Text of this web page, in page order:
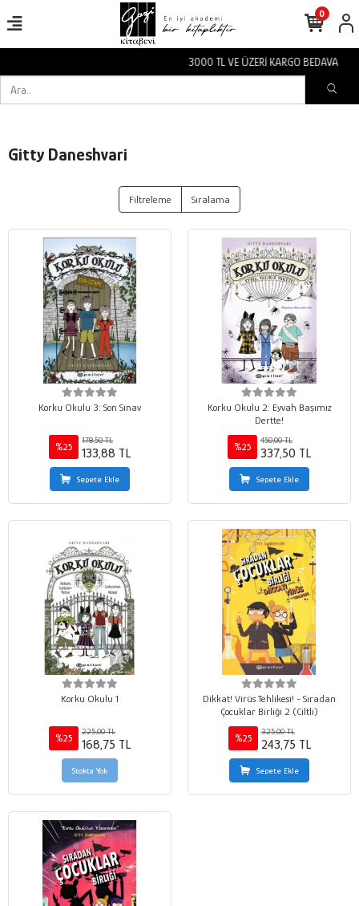
3000 TL VE ÜZERİ KARGO BEDAVA
0
Gitty Daneshvari
Filtreleme Sıralama
Korku Okulu 3: Son Sınav
%25
178,50 TL
133,88 TL
Sepete Ekle
Korku Okulu 2: Eyvah Başımız
Dertte!
%25
450,00 TL
337,50 TL
Sepete Ekle
Korku Okulu 1
%25
225,00 TL
168,75 TL
Stokta Yok
Dikkat! Virüs Tehlikesi! - Sıradan
Çocuklar Birliği 2 (Ciltli)
%25
325,00 TL
243,75 TL
Sepete Ekle